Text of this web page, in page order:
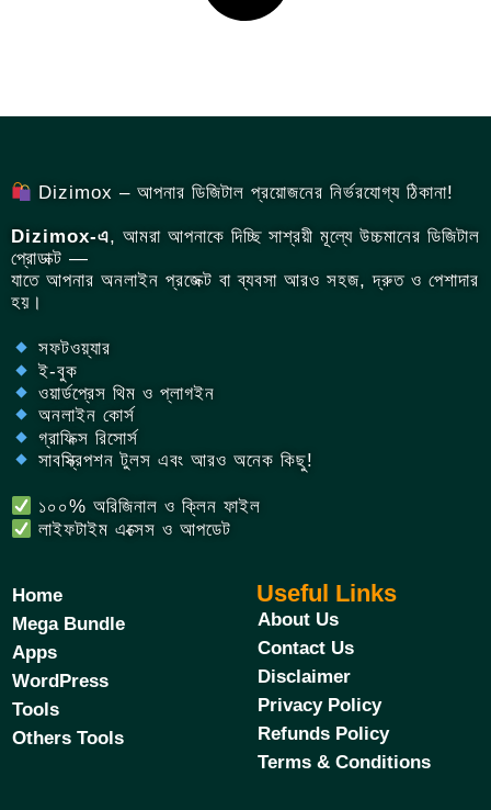
Dizimox – আপনার ডিজিটাল প্রয়োজনের নির্ভরযোগ্য ঠিকানা!
Dizimox-এ, আমরা আপনাকে দিচ্ছি সাশ্রয়ী মূল্যে উচ্চমানের ডিজিটাল
প্রোডাক্ট —
যাতে আপনার অনলাইন প্রজেক্ট বা ব্যবসা আরও সহজ, দ্রুত ও পেশাদার
হয়।
সফটওয়্যার
ই-বুক
ওয়ার্ডপ্রেস থিম ও প্লাগইন
অনলাইন কোর্স
গ্রাফিক্স রিসোর্স
সাবস্ক্রিপশন টুলস এবং আরও অনেক কিছু!
১০০% অরিজিনাল ও ক্লিন ফাইল
লাইফটাইম এক্সেস ও আপডেট
Home
Mega Bundle
Apps
WordPress
Tools
Others Tools
Useful Links
About Us
Contact Us
Disclaimer
Privacy Policy
Refunds Policy
Terms & Conditions